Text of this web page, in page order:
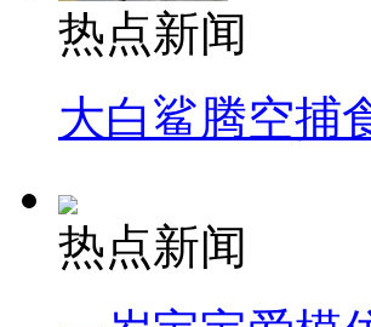
热点新闻
大白鲨腾空捕
热点新闻